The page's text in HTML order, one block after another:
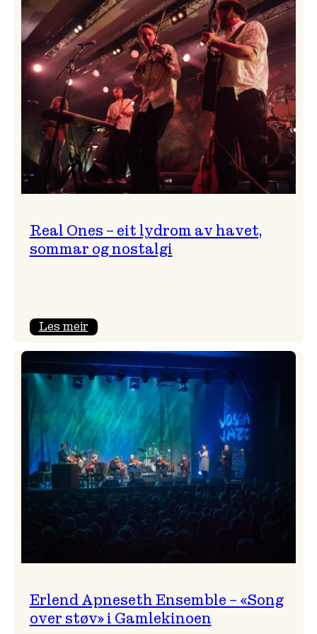
og
…?
Real Ones – eit lydrom av havet,
sommar og nostalgi
Les meir:
Ones
–
eit
lydrom
av
havet,
sommar
og
nostalgi
Erlend Apneseth Ensemble – «Song
over støv» i Gamlekinoen